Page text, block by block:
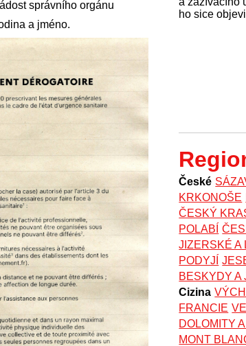
správního orgánu
a jméno.
ho sice
České
KRKONOŠE
ČESKÝ
POLABÍ
JIZERSKÉ A
PODYJÍ
BESKYDY A
Cizina
FRANCIE
DOLOMITY
MONT